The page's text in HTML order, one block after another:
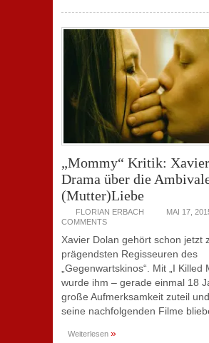
„Mommy“ Kritik:
Drama über die
(Mutter)Liebe
FLORIAN ERBACH MAI 17,
COMMENTS
Xavier Dolan gehört schon jetzt
prägendsten Regisseuren des
„Gegenwartskinos“. Mit „I Killed
wurde ihm – gerade einmal 18
große Aufmerksamkeit zuteil
seine nachfolgenden Filme
Weiterlesen »